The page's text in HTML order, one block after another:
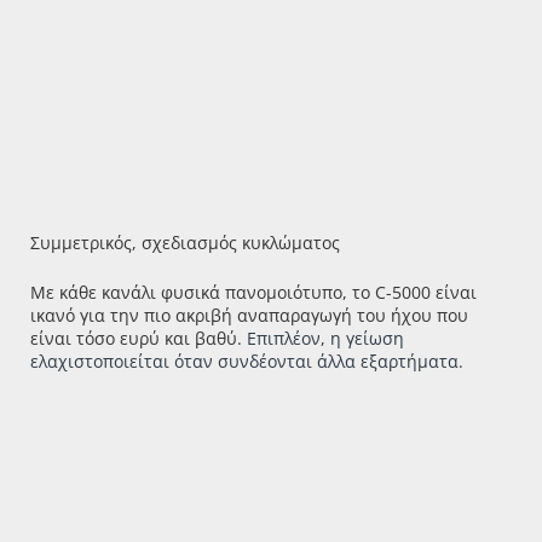
Συμμετρικός, σχεδιασμός κυκλώματος
Με κάθε κανάλι φυσικά πανομοιότυπο, το C-5000 είναι
ικανό για την πιο ακριβή αναπαραγωγή του ήχου που
είναι τόσο ευρύ και βαθύ. Επιπλέον, η γείωση
ελαχιστοποιείται όταν συνδέονται άλλα εξαρτήματα.